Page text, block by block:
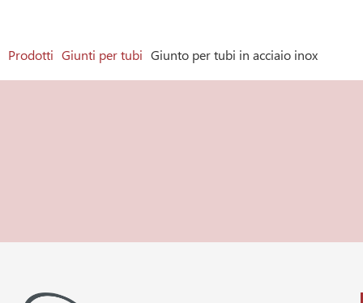
Prodotti Giunti per tubi Giunto per tubi in acciaio inox